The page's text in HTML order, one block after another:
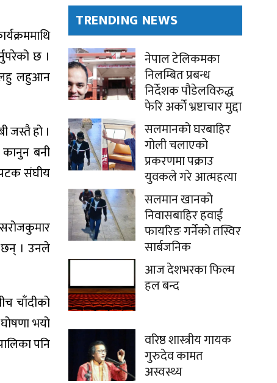
छ ।
लहु लहुआन
जस्तै हो ।
बनी
पटक संघीय
छन् । उनले
चाँदीको
भयो
पनि
TRENDING NEWS
नेपाल टेलिकमका
निलम्बित प्रबन्ध
निर्देशक पौडेलविरुद्ध
फेरि अर्को भ्रष्टाचार मुद्दा
सलमानको घरबाहिर
गोली चलाएको
प्रकरणमा पक्राउ
युवकले गरे आत्महत्या
सलमान खानको
निवासबाहिर हवाई
फायरिङ गर्नेको तस्विर
सार्बजनिक
आज देशभरका फिल्म
हल बन्द
वरिष्ठ शास्त्रीय गायक
गुरुदेव कामत
अस्वस्थ्य